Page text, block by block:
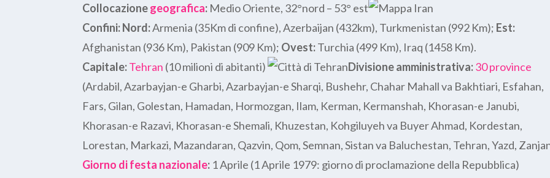
Collocazionegeografica: Medio Oriente, 32°nord – 53° est
Confini:Nord:Armenia (35Km di confine), Azerbaijan (432km), Turkmenistan (992 Km); Est:
Afghanistan (936 Km), Pakistan (909 Km); Ovest:Turchia (499 Km), Iraq (1458 Km).
Capitale:Tehran (10 milioni di abitanti) Divisione amministrativa:30 province
(Ardabil, Azarbayjan-e Gharbi, Azarbayjan-e Sharqi, Bushehr, Chahar Mahall va Bakhtiari, Esfahan,
Fars, Gilan, Golestan, Hamadan, Hormozgan, Ilam, Kerman, Kermanshah, Khorasan-e Janubi,
Khorasan-e Razavi, Khorasan-e Shemali, Khuzestan, Kohgiluyeh va Buyer Ahmad, Kordestan,
Lorestan, Markazi, Mazandaran, Qazvin, Qom, Semnan, Sistan va Baluchestan, Tehran, Yazd,
Giorno di festa nazionale: 1 Aprile (1 Aprile 1979: giorno di proclamazione della Repubblica)